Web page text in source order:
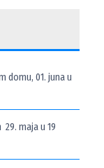
domu, 01. juna u
maja u 19